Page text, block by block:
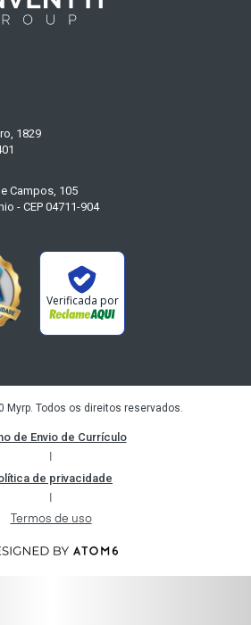
1829
Campos, 105
- CEP 04711-904
Verificada por
Myrp. Todos os direitos reservados.
de Envio de Currículo
de privacidade
Termos de uso